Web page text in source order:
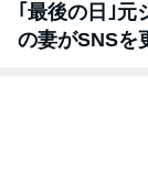
｢最後の日｣元
の妻がSNSを